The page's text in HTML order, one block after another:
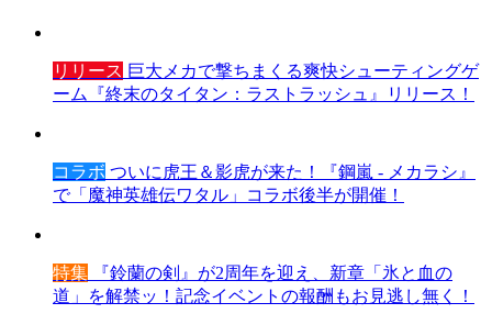
リリース 巨大メカで撃ちまくる爽快シューティングゲ
ーム『終末のタイタン：ラストラッシュ』リリース！
コラボ ついに虎王＆影虎が来た！『鋼嵐 - メカラシ』
で「魔神英雄伝ワタル」コラボ後半が開催！
特集 『鈴蘭の剣』が2周年を迎え、新章「氷と血の
道」を解禁ッ！記念イベントの報酬もお見逃し無く！